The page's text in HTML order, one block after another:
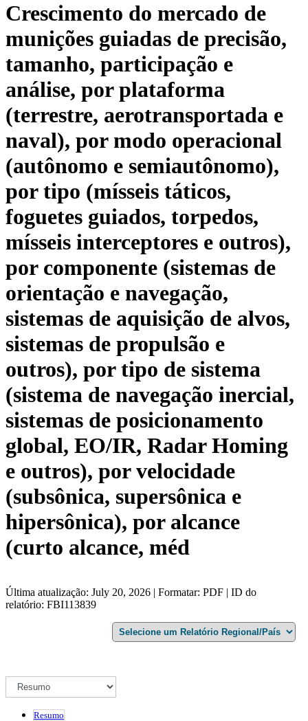
Crescimento do mercado de
munições guiadas de precisão,
tamanho, participação e
análise, por plataforma
(terrestre, aerotransportada e
naval), por modo operacional
(autônomo e semiautônomo),
por tipo (mísseis táticos,
foguetes guiados, torpedos,
mísseis interceptores e outros),
por componente (sistemas de
orientação e navegação,
sistemas de aquisição de alvos,
sistemas de propulsão e
outros), por tipo de sistema
(sistema de navegação inercial,
sistemas de posicionamento
global, EO/IR, Radar Homing
e outros), por velocidade
(subsônica, supersônica e
hipersônica), por alcance
(curto alcance, méd
Última atualização: July 20, 2026 | Formatar: PDF | ID do
relatório: FBI113839
Resumo